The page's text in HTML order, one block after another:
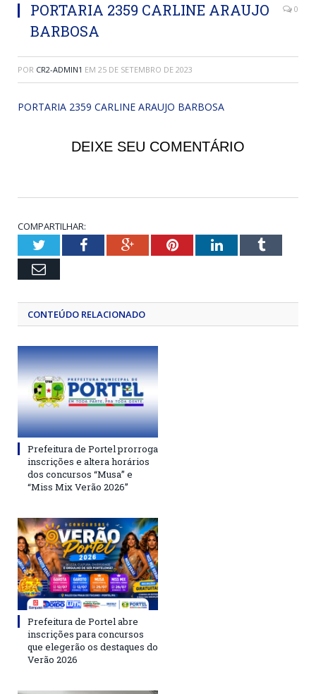
PORTARIA 2359 CARLINE ARAUJO
BARBOSA
0
POR CR2-ADMIN1 EM 25 DE SETEMBRO DE 2023
PORTARIA 2359 CARLINE ARAUJO BARBOSA
DEIXE SEU COMENTÁRIO
COMPARTILHAR:
TwitterFacebookGoogle+PinterestLinkedInTumblr
Email
CONTEÚDO RELACIONADO
Prefeitura de Portel prorroga
inscrições e altera horários
dos concursos “Musa” e
“Miss Mix Verão 2026”
Prefeitura de Portel abre
inscrições para concursos
que elegerão os destaques do
Verão 2026